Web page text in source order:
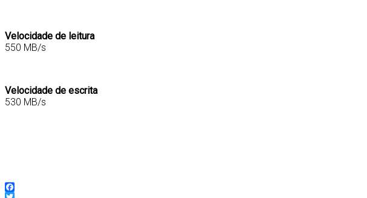
Velocidade de leitura
550 MB/s
Velocidade de escrita
530 MB/s